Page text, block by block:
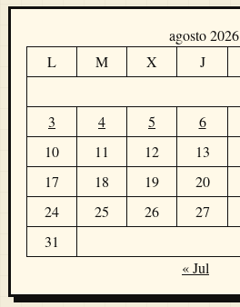
agosto 2026
L
M X J
3
4 5 6
10
11 12 13
17
18 19 20
24
25 26 27
31
« Jul